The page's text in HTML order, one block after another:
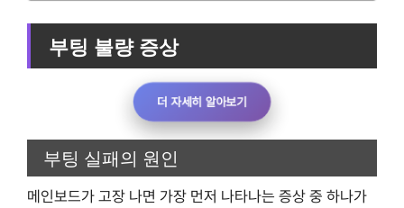
부팅 불량 증상
더 자세히 알아보기
부팅 실패의 원인
메인보드가 고장 나면 가장 먼저 나타나는 증상 중 하나가